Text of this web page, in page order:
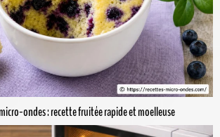
ondes : recette fruitée rapide et moelleuse